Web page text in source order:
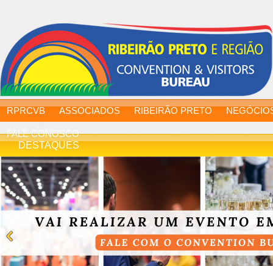
RPRCVB ASSOCIADOS RIBEIRÃO PRETO
FALE CONOSCO
DESTAQUES